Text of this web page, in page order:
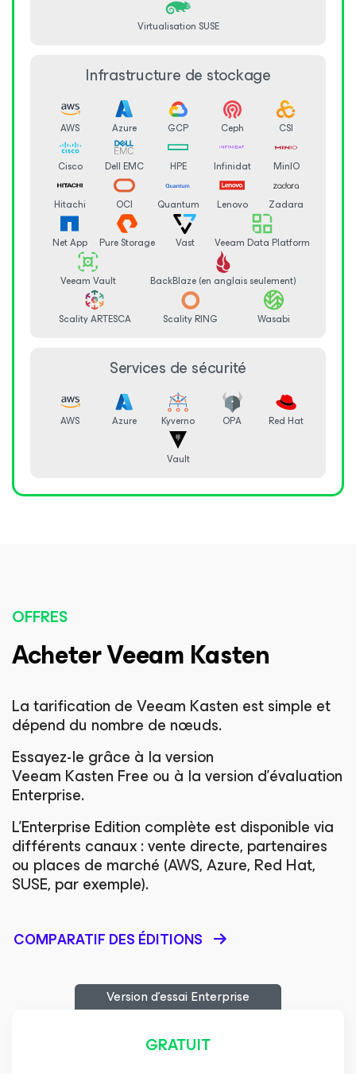
Virtualisation SUSE
Infrastructure de stockage
AWS Azure GCP Ceph CSI
Cisco Dell EMC HPE Infinidat MinIO
Hitachi OCI Quantum Lenovo Zadara
Net App Pure Storage Vast Veeam Data Platform
Veeam Vault BackBlaze (en anglais seulement)
Scality ARTESCA Scality RING Wasabi
Services de sécurité
AWS Azure Kyverno OPA Red Hat
Vault
OFFRES
Acheter Veeam Kasten
La tarification de Veeam Kasten est simple et
dépend du nombre de nœuds.
Essayez-le grâce à la version
Veeam Kasten Free ou à la version d’évaluation
Enterprise.
L’Enterprise Edition complète est disponible via
différents canaux : vente directe, partenaires
ou places de marché (AWS, Azure, Red Hat,
SUSE, par exemple).
COMPARATIF DES ÉDITIONS
Version d’essai Enterprise
GRATUIT